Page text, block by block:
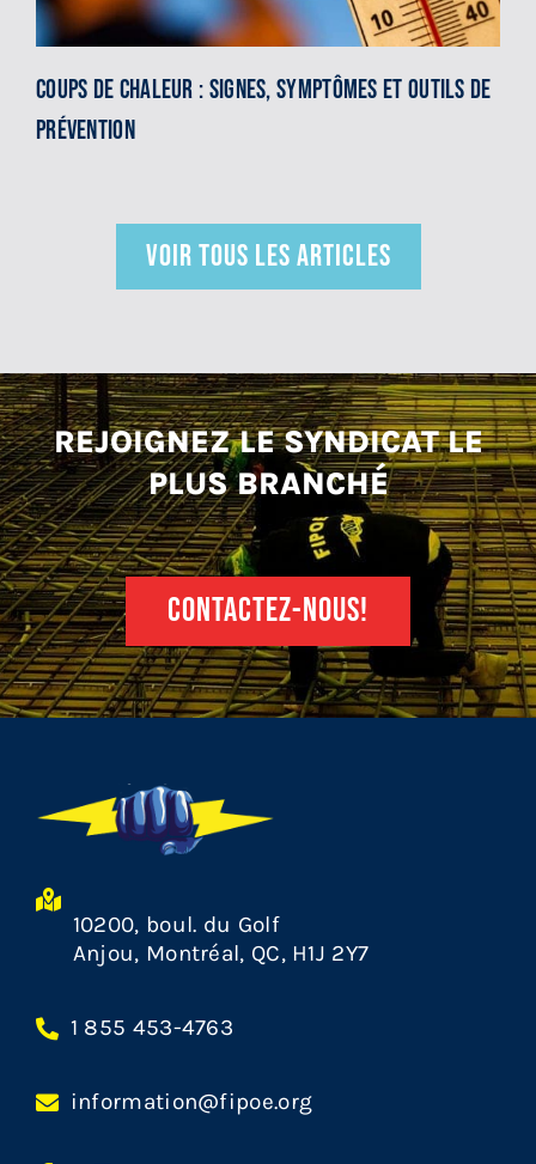
Coups de chaleur : signes, symptômes et outils de
prévention
VOIR TOUS LES ARTICLES
REJOIGNEZ LE SYNDICAT LE
PLUS BRANCHÉ
CONTACTEZ-NOUS!
10200, boul. du Golf
Anjou, Montréal, QC, H1J 2Y7
1 855 453-4763
information@fipoe.org